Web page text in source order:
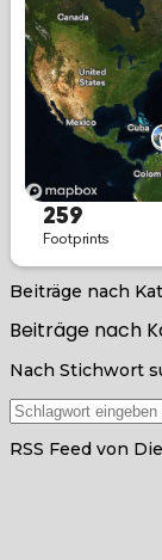
Beiträge nach
Beiträge nach
Nach Stichwort
RSS Feed von